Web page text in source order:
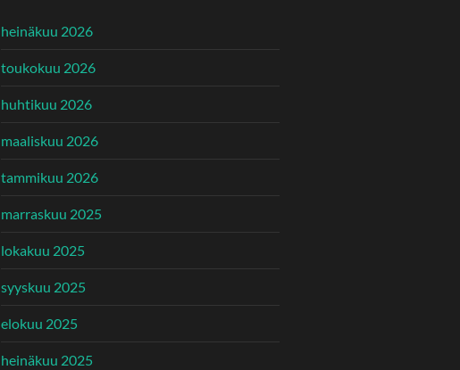
heinäkuu 2026
toukokuu 2026
huhtikuu 2026
maaliskuu 2026
tammikuu 2026
marraskuu 2025
lokakuu 2025
syyskuu 2025
elokuu 2025
heinäkuu 2025